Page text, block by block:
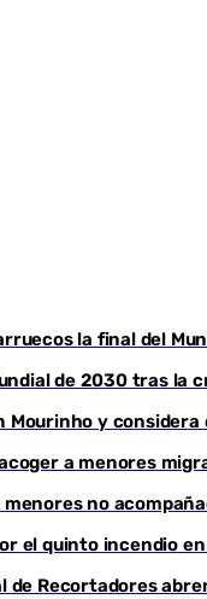
la final del
de 2030 tras la
Mourinho y
a menores
no
el quinto incendio
de Recortadores